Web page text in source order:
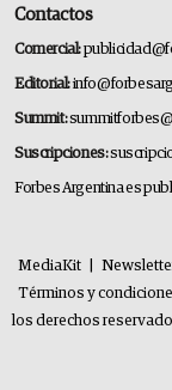
Contactos
Comercial:
Editorial:
Summit:
Suscripciones:
Forbes Argentina es
MediaKit
Términos y
los derechos